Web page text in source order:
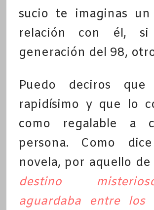
sucio te imaginas
relación con él,
generación del 98,
Puedo deciros
rapidísimo y que lo
como regalable a
persona. Como
novela, por aquello de
destino
aguardaba entre los